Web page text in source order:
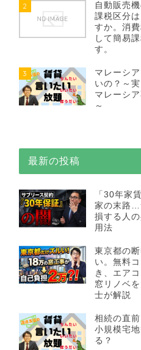
2
自動販売
課税区分
すか。消
して簡易
す。
3
マレーシ
いの？～
マレーシ
～
最新の投稿
「30年家
家の末路…
損する人
用法
東京都の
い。無料
き、エア
窓リノベ
士が解説
相続の直前
小規模宅
る？